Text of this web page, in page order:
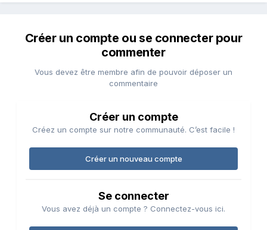
Créer un compte ou se connecter pour
commenter
Vous devez être membre afin de pouvoir déposer un
commentaire
Créer un compte
Créez un compte sur notre communauté. C’est facile !
Créer un nouveau compte
Se connecter
Vous avez déjà un compte ? Connectez-vous ici.